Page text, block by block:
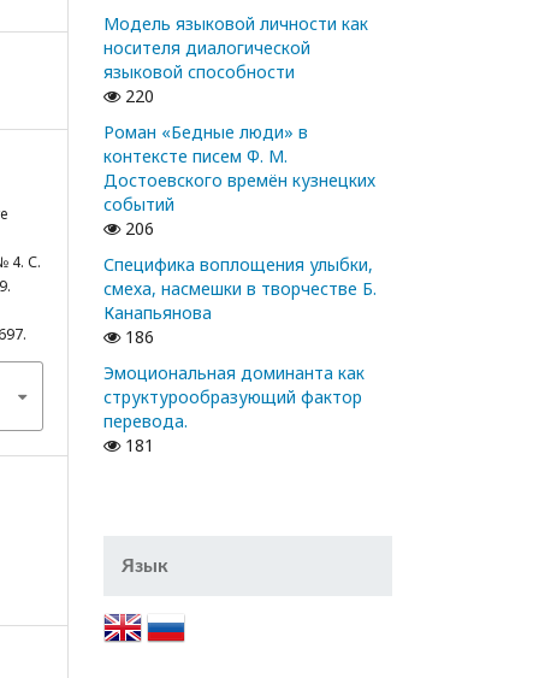
4. С.
Модель языковой личности как
носителя диалогической
языковой способности
220
Роман «Бедные люди» в
контексте писем Ф. М.
Достоевского времён кузнецких
событий
206
Специфика воплощения улыбки,
смеха, насмешки в творчестве Б.
Канапьянова
186
Эмоциональная доминанта как
структурообразующий фактор
перевода.
181
Язык